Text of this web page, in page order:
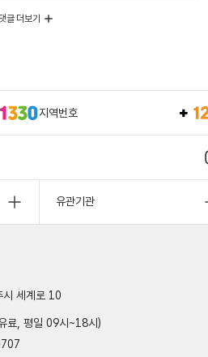
댓글 더보기
지역번호
유관기관
세계로 10
, 평일 09시~18시)